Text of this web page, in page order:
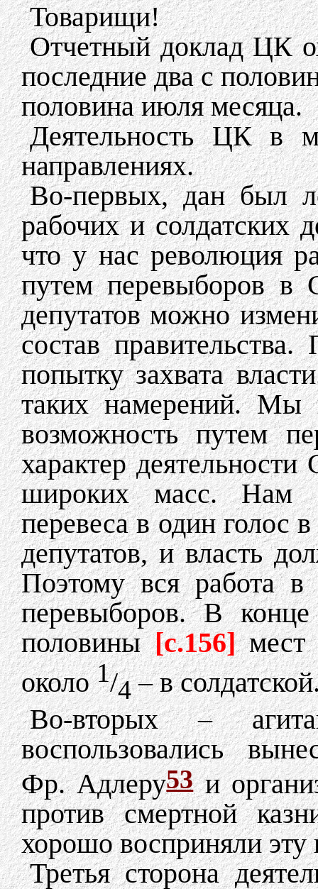
Товарищи!
Отчетный доклад ЦК
последние два с
половина июля месяца.
Деятельность ЦК в
направлениях.
Во-первых, дан был
рабочих и солдатских
что у нас революция
путем перевыборов в
депутатов можно
состав
попытку захвата
таких намерений. Мы
возможность путем
характер
широких масс. Нам
перевеса в один голос
депутатов, и власть
Поэтому вся работа
перевыборов. В
половины[c.156]
около1/4– в
Во-вторых –
воспользовались
Фр. Адлеру53и
против смертной
хорошо восприняли
Третья сторона